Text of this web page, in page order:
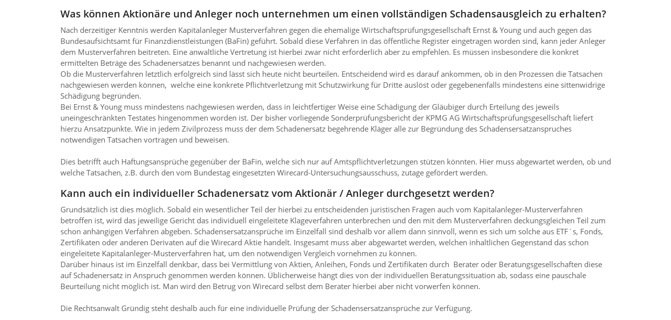
Was können Aktionäre und Anleger noch unternehmen um einen vollständigen Schadensausgleich zu erhalten?
Nach derzeitiger Kennt­nis werden Kapitalanleger Musterverfahren gegen die ehemalige Wirtschaftsprüfungsgesellschaft Ernst & Young und auch gegen das
Bundesaufsichtsamt für Finanzdienstleistungen (BaFin) geführt. Sobald diese Verfahren in das öffentliche Register eingetragen worden sind, kann jeder Anleger
dem Musterverfahren beitreten. Eine anwaltliche Vertretung ist hierbei zwar nicht erforderlich aber zu empfehlen. Es müssen insbesondere die konkret
ermittelten Beträge des Schadenersatzes benannt und nachgewiesen werden.
Ob die Musterverfahren letztlich erfolgreich sind lässt sich heute nicht beurteilen. Entscheidend wird es darauf ankommen, ob in den Prozessen die Tatsachen
nachgewiesen werden können, welche eine konkrete Pflichtverletzung mit Schutzwirkung für Dritte auslöst oder gegebenenfalls mindestens eine sittenwidrige
Schädigung begründen.
Bei Ernst & Young muss mindestens nachgewiesen werden, dass in leichtfertiger Weise eine Schädigung der Gläubiger durch Erteilung des jeweils
uneingeschränkten Testates hingenommen worden ist. Der bisher vorliegende Sonderprüfungsbericht der KPMG AG Wirtschaftsprüfungsgesellschaft liefert
hierzu Ansatzpunkte. Wie in jedem Zivilprozess muss der dem Scha­de­ner­satz ­be­geh­rende Kläger alle zur Begründung des Schadensersatzanspruches
notwendigen Tatsachen vortragen und beweisen.
Dies betrifft auch Haftungsansprüche gegenüber der BaFin, welche sich nur auf Amtspflichtverletzungen stützen könnten. Hier muss abgewartet werden, ob und
welche Tatsachen, z.B. durch den vom Bundestag eingesetzten Wirecard-Untersuchungsausschuss, zutage gefördert werden.
Kann auch ein individueller Schadenersatz vom Aktionär / Anleger durchgesetzt werden?
Grundsätzlich ist dies möglich. Sobald ein wesentlicher Teil der hierbei zu entscheidenden juristischen Fragen auch vom Kapitalanleger-Musterverfahren
betroffen ist, wird das jeweilige Gericht das individuell eingeleitete Klageverfahren unterbrechen und den mit dem Musterverfahren deckungsgleichen Teil zum
schon anhängigen Verfahren abgeben. Schadensersatzansprüche im Einzelfall sind deshalb vor allem dann sinnvoll, wenn es sich um solche aus ETF´s, Fonds,
Zertifikaten oder anderen Derivaten auf die Wirecard Aktie handelt. Insgesamt muss aber abgewartet werden, welchen inhaltlichen Gegenstand das schon
eingeleitete Kapitalanleger-Musterverfahren hat, um den notwendigen Vergleich vornehmen zu können.
Darüber hinaus ist im Einzelfall denkbar, dass bei Vermittlung von Aktien, Anleihen, Fonds und Zertifikaten durch Berater oder Beratungsgesellschaften diese
auf Schadenersatz in Anspruch genommen werden können. Üblicherweise hängt dies von der individuellen Beratungssituation ab, sodass eine pauschale
Beurteilung nicht möglich ist. Man wird den Betrug von Wirecard selbst dem Berater hierbei aber nicht vorwerfen können.
Die Rechtsanwalt Gründig steht deshalb auch für eine individuelle Prüfung der Schadensersatzansprüche zur Verfügung.